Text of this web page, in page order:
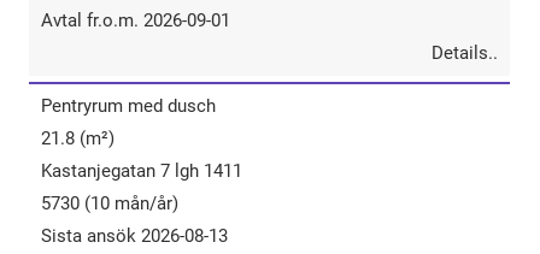
Avtal fr.o.m. 2026-09-01
Details..
Pentryrum​ ​med​ ​dusch
21.8 (m²)
Kastanjegatan 7 lgh 1411
5730 (10 mån/år)
Sista ansök 2026-08-13